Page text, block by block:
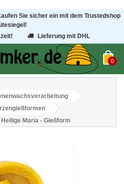
Sie sicher ein mit dem Trustedshop
Lieferung mit DHL
0
Heilige Maria - Gießform